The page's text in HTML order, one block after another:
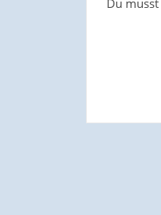
Du musst